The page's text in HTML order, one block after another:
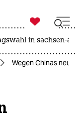

taz zahl ich
in sachsen-
Wegen Chinas